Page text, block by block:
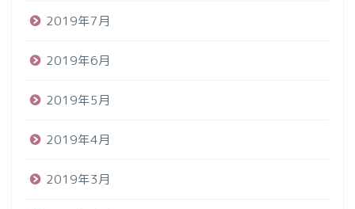
2019年7月
2019年6月
2019年5月
2019年4月
2019年3月